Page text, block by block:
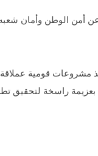
أمن الوطن وأمان
مشروعات قومية
راسخة لتحقيق